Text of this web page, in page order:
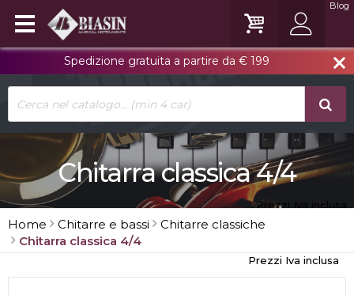
close
Spedizione gratuita a partire da € 199
Blog
Chitarra classica 4/4
Prezzi Iva inclusa
Home Chitarre e bassi
Chitarre classiche
Chitarra classica 4/4
Prezzi Iva inclusa